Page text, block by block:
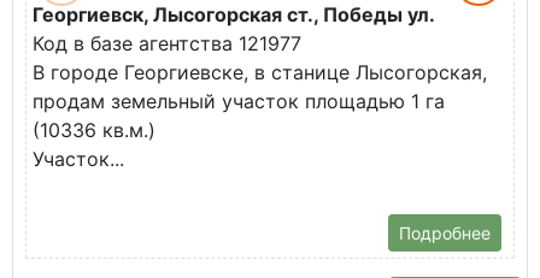
Георгиевск, Лысогорская ст., Победы ул.
Код в базе агентства 121977
В городе Георгиевске, в станице Лысогорская,
продам земельный участок площадью 1 га
(10336 кв.м.)
Участок...
Подробнее